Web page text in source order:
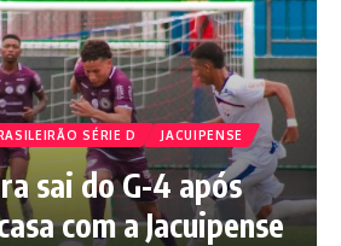
SÉRIE D JACUIPENSE
sai do G-4 após
com a Jacuipense